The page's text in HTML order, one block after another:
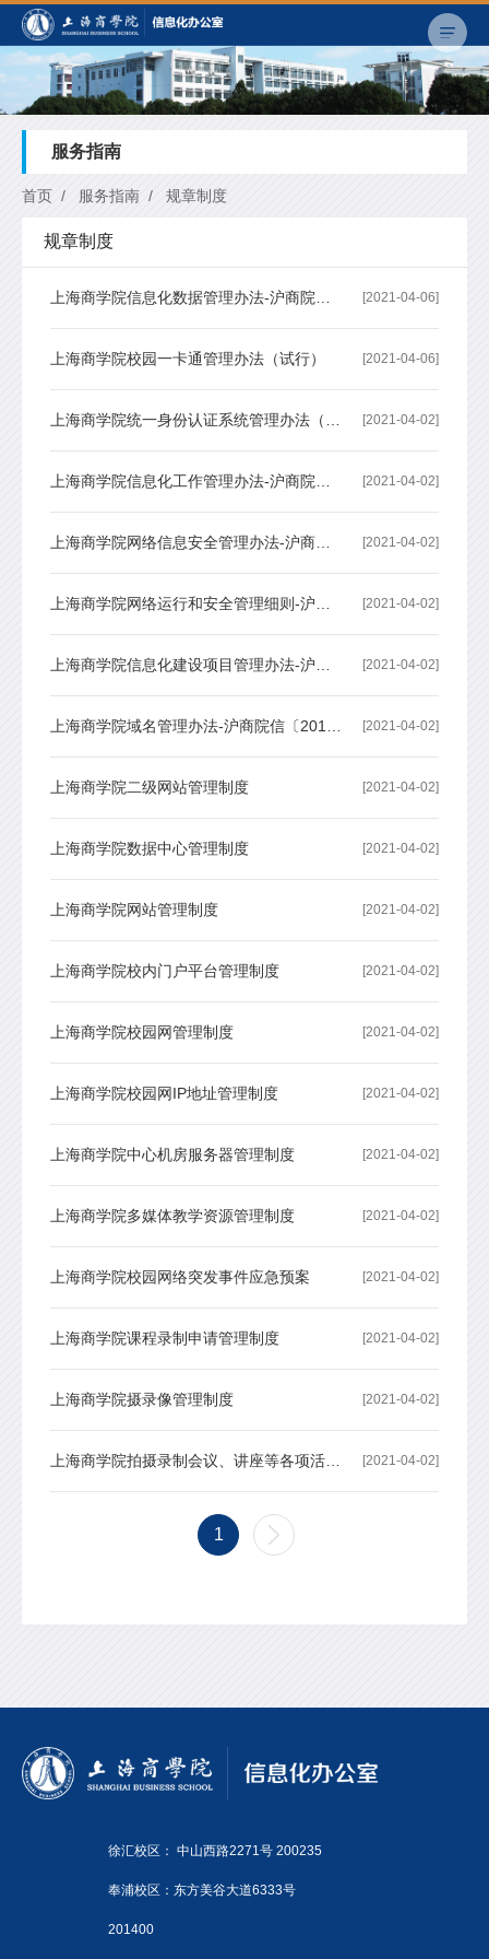
服务指南
首页 / 服务指南 / 规章制度
规章制度
[2021-04-06]
[2021-04-06]
上海商学院校园一卡通管理办法（试行）
[2021-04-02]
[2021-04-02]
[2021-04-02]
[2021-04-02]
[2021-04-02]
[2021-04-02]
[2021-04-02]
上海商学院二级网站管理制度
[2021-04-02]
上海商学院数据中心管理制度
[2021-04-02]
上海商学院网站管理制度
[2021-04-02]
上海商学院校内门户平台管理制度
[2021-04-02]
上海商学院校园网管理制度
[2021-04-02]
上海商学院校园网IP地址管理制度
[2021-04-02]
上海商学院中心机房服务器管理制度
[2021-04-02]
上海商学院多媒体教学资源管理制度
[2021-04-02]
上海商学院校园网络突发事件应急预案
[2021-04-02]
上海商学院课程录制申请管理制度
[2021-04-02]
​上海商学院摄录像管理制度
[2021-04-02]
1
徐汇校区： 中山西路2271号 200235
奉浦校区：东方美谷大道6333号
201400